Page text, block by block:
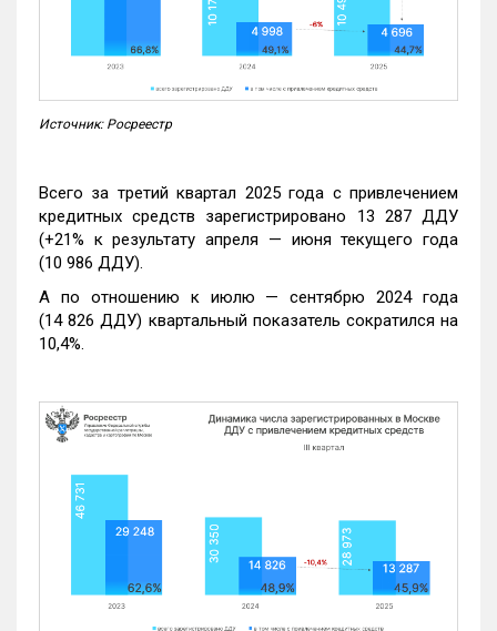
Источник: Росреестр
Всего за третий квартал 2025 года с привлечением
кредитных средств зарегистрировано 13 287 ДДУ
(+21% к результату апреля — июня текущего года
(10 986 ДДУ).
А по отношению к июлю — сентябрю 2024 года
(14 826 ДДУ) квартальный показатель сократился на
10,4%.